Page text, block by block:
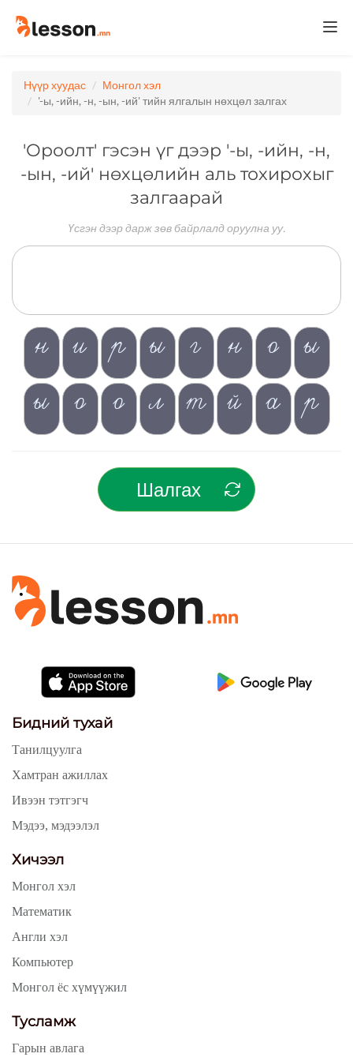
Нүүр хуудас
Монгол хэл
'-ы, -ийн, -н, -ын, -ий' тийн ялгалын нөхцөл залгах
'Ороолт' гэсэн үг дээр '-ы, -ийн, -н,
-ын, -ий' нөхцөлийн аль тохирохыг
залгаарай
Үсгэн дээр дарж зөв байрлалд оруулна уу.
н и р ы г н о
ы
ы
о о л т й а р
Шалгах
Бидний тухай
Танилцуулга
Хамтран ажиллах
Ивээн тэтгэгч
Мэдээ, мэдээлэл
Хичээл
Монгол хэл
Математик
Англи хэл
Компьютер
Монгол ёс хүмүүжил
Тусламж
Гарын авлага